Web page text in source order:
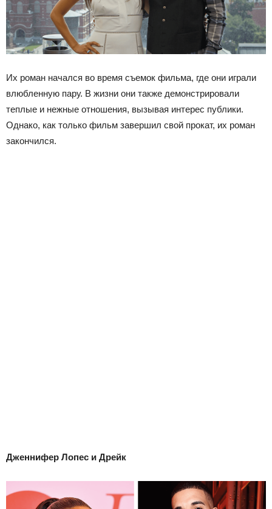
Их роман начался во время съемок фильма, где они играли
влюбленную пару. В жизни они также демонстрировали
теплые и нежные отношения, вызывая интерес публики.
Однако, как только фильм завершил свой прокат, их роман
закончился.
Дженнифер Лопес и Дрейк